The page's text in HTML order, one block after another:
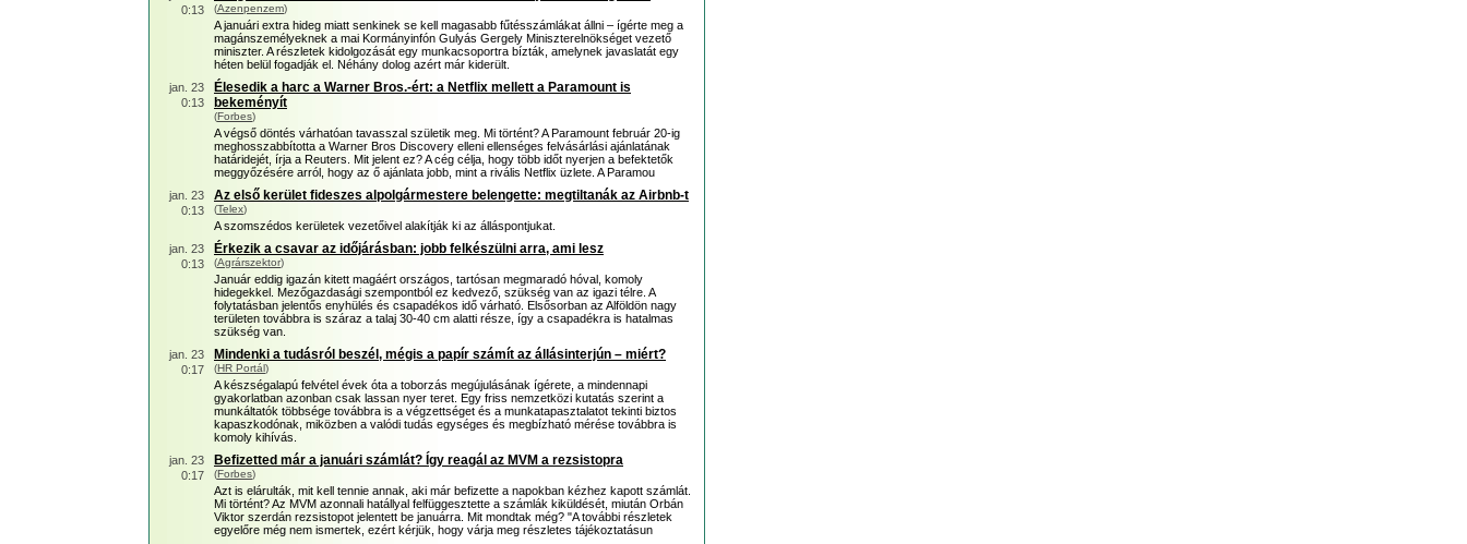
0:13
(Azenpenzem)
A januári extra hideg miatt senkinek se kell magasabb fűtésszámlákat állni – ígérte meg a
magánszemélyeknek a mai Kormányinfón Gulyás Gergely Miniszterelnökséget vezető
miniszter. A részletek kidolgozását egy munkacsoportra bízták, amelynek javaslatát egy
héten belül fogadják el. Néhány dolog azért már kiderült.
jan. 23
0:13
Élesedik a harc a Warner Bros.-ért: a Netflix mellett a Paramount is
bekeményít
(Forbes)
A végső döntés várhatóan tavasszal születik meg. Mi történt? A Paramount február 20-ig
meghosszabbította a Warner Bros Discovery elleni ellenséges felvásárlási ajánlatának
határidejét, írja a Reuters. Mit jelent ez? A cég célja, hogy több időt nyerjen a befektetők
meggyőzésére arról, hogy az ő ajánlata jobb, mint a rivális Netflix üzlete. A Paramou
jan. 23
0:13
Az első kerület fideszes alpolgármestere belengette: megtiltanák az Airbnb-t
(Telex)
A szomszédos kerületek vezetőivel alakítják ki az álláspontjukat.
jan. 23
0:13
Érkezik a csavar az időjárásban: jobb felkészülni arra, ami lesz
(Agrárszektor)
Január eddig igazán kitett magáért országos, tartósan megmaradó hóval, komoly
hidegekkel. Mezőgazdasági szempontból ez kedvező, szükség van az igazi télre. A
folytatásban jelentős enyhülés és csapadékos idő várható. Elsősorban az Alföldön nagy
területen továbbra is száraz a talaj 30-40 cm alatti része, így a csapadékra is hatalmas
szükség van.
jan. 23
0:17
Mindenki a tudásról beszél, mégis a papír számít az állásinterjún – miért?
(HR Portál)
A készségalapú felvétel évek óta a toborzás megújulásának ígérete, a mindennapi
gyakorlatban azonban csak lassan nyer teret. Egy friss nemzetközi kutatás szerint a
munkáltatók többsége továbbra is a végzettséget és a munkatapasztalatot tekinti biztos
kapaszkodónak, miközben a valódi tudás egységes és megbízható mérése továbbra is
komoly kihívás.
jan. 23
0:17
Befizetted már a januári számlát? Így reagál az MVM a rezsistopra
(Forbes)
Azt is elárulták, mit kell tennie annak, aki már befizette a napokban kézhez kapott számlát.
Mi történt? Az MVM azonnali hatállyal felfüggesztette a számlák kiküldését, miután Orbán
Viktor szerdán rezsistopot jelentett be januárra. Mit mondtak még? "A további részletek
egyelőre még nem ismertek, ezért kérjük, hogy várja meg részletes tájékoztatásun